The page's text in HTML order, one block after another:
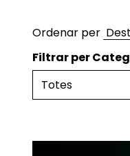
Ordenar per
Filtrar per